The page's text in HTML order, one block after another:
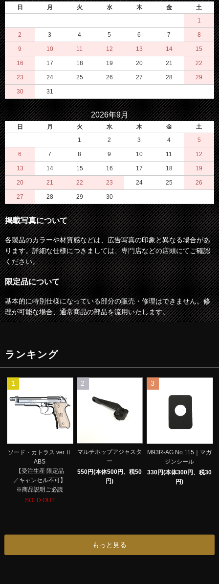
日 月 火 水 木 金
土
1
2 3 4 5 6 7 8
9 10 11 12 13 14 15
16 17 18 19 20 21 22
23 24 25 26 27 28 29
30 31
2026年9月
日 月 火 水 木 金
土
1
2 3 4 5
6 7 8 9 10 11 12
13 14 15 16 17 18 19
20 21 22 23 24 25 26
27 28 29 30
掲載写真について
各製品のカラーや材質感などは、広告写真の印象と異なる場合があ
ります。詳細な仕様につきましては、専門店などの店頭にてご確認
ください。
限定品について
基本的に特別仕様になっている部分の販売・修理はできません。修
理が可能な場合、通常商品の部品を流用いたします。
ランキング
1
ソード・カトラス ver.Ⅱ
ABS
【受注生産 限定品
／キャンセル不可】
※商品説明ご必読
SOLD OUT
2
マルチホップアジャスタ
ー
550円(本体500円、税50
円)
3
M93R-AG No.115｜マガ
ジンシール
330円(本体300円、税30
円)
もっと見る